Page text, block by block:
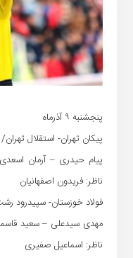
پنجشنبه ۹ آذرماه
پیکان تهران- استقلال تهران/ ساعت
پیام حیدری – آرمان
ناظر: فریدون اصفهانیان
فولاد خوزستان- سپیدرود رشت /ساعت
مهدی سیدعلی – سعید
ناظر: اسماعیل صفیری